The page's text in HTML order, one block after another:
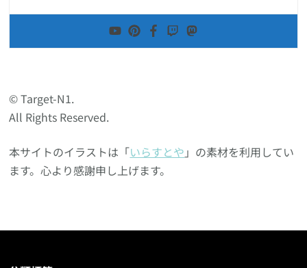
© Target-N1.
All Rights Reserved.
本サイトのイラストは「いらすとや 」の素材を利用してい
ます。心より感謝申し上げます。